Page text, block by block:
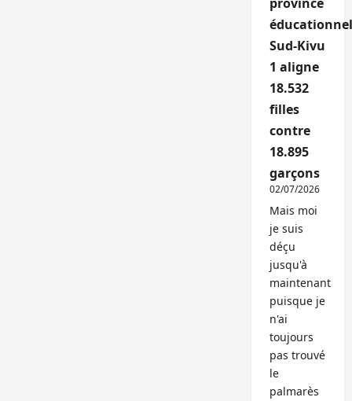
Sud-Kivu
1 aligne
18.532
filles
contre
18.895
garçons
02/07/2026
Mais moi
je suis
déçu
jusqu'à
maintenant
puisque je
n'ai
toujours
pas trouvé
le
palmarès